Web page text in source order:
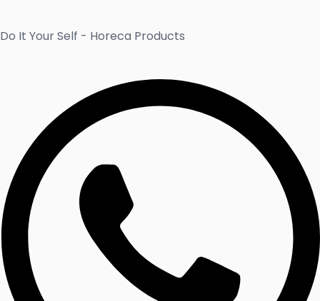
Do It Your Self - Horeca Products